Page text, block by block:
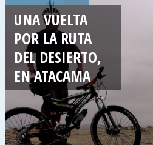
UNA VUELTA
POR LA RUTA
DEL DESIERTO,
EN ATACAMA